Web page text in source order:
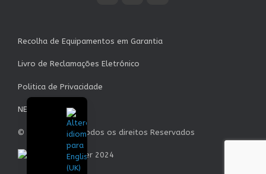
Recolha de Equipamentos em Garantia
Livro de Reclamações Eletrónico
Politica de Privacidade
NEWSLETTER
© Garrett S.A. - Todos os direitos Reservados